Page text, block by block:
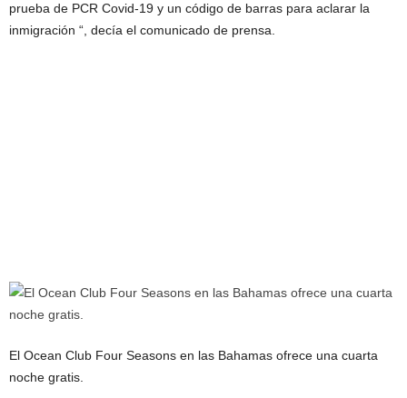
prueba de PCR Covid-19 y un código de barras para aclarar la
inmigración “, decía el comunicado de prensa.
El Ocean Club Four Seasons en las Bahamas ofrece una cuarta
noche gratis.